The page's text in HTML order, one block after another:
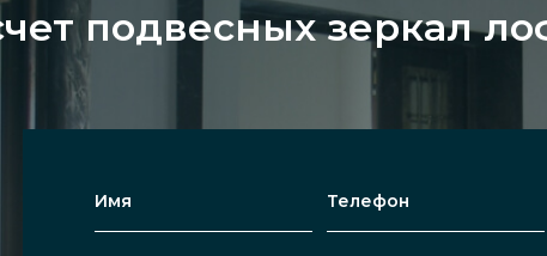
подвесных зеркал